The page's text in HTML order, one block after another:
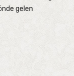
gelen